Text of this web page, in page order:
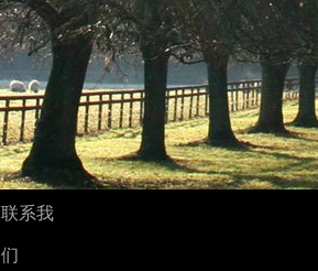
联系我
们